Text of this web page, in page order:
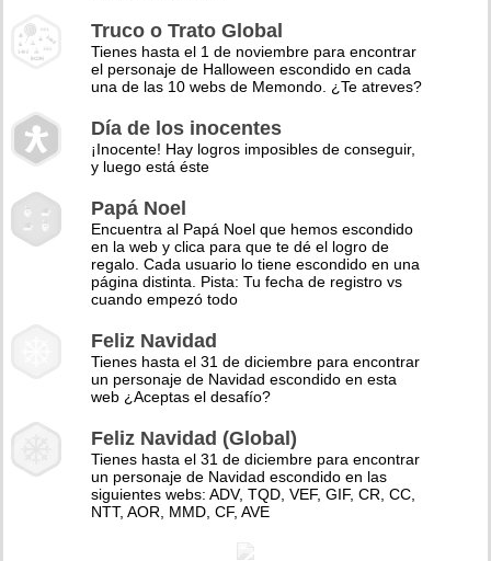
Truco o Trato Global
Tienes hasta el 1 de noviembre para encontrar
el personaje de Halloween escondido en cada
una de las 10 webs de Memondo. ¿Te atreves?
Día de los inocentes
¡Inocente! Hay logros imposibles de conseguir,
y luego está éste
Papá Noel
Encuentra al Papá Noel que hemos escondido
en la web y clica para que te dé el logro de
regalo. Cada usuario lo tiene escondido en una
página distinta. Pista: Tu fecha de registro vs
cuando empezó todo
Feliz Navidad
Tienes hasta el 31 de diciembre para encontrar
un personaje de Navidad escondido en esta
web ¿Aceptas el desafío?
Feliz Navidad (Global)
Tienes hasta el 31 de diciembre para encontrar
un personaje de Navidad escondido en las
siguientes webs: ADV, TQD, VEF, GIF, CR, CC,
NTT, AOR, MMD, CF, AVE